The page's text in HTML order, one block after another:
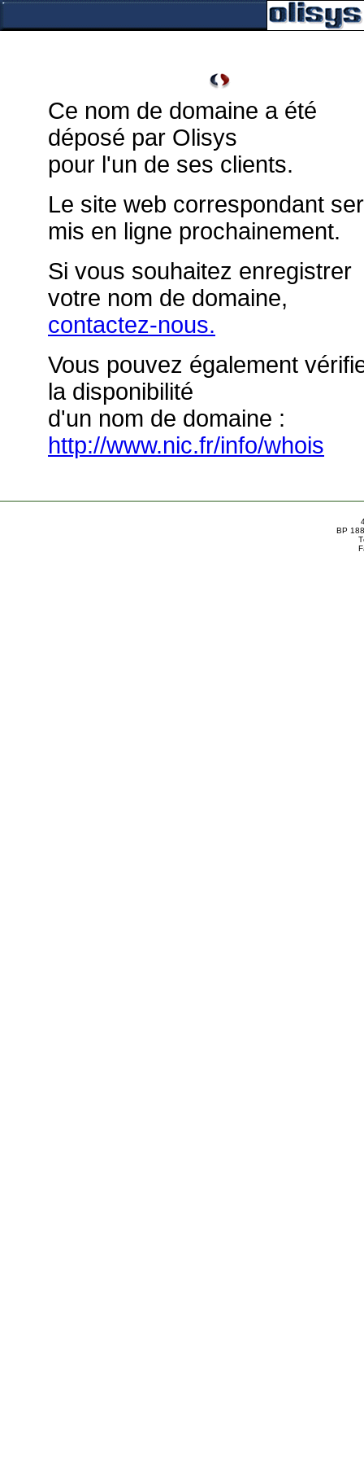
Ce nom de domaine a été
déposé par Olisys
pour l'un de ses clients.
Le site web correspondant
mis en ligne prochainement.
Si vous souhaitez enregistrer
votre nom de domaine,
contactez-nous.
Vous pouvez également
la disponibilité
d'un nom de domaine :
http://www.nic.fr/info/whois
BP